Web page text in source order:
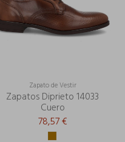
Zapato de Vestir
Zapatos Diprieto 14033
Cuero
78,57 €